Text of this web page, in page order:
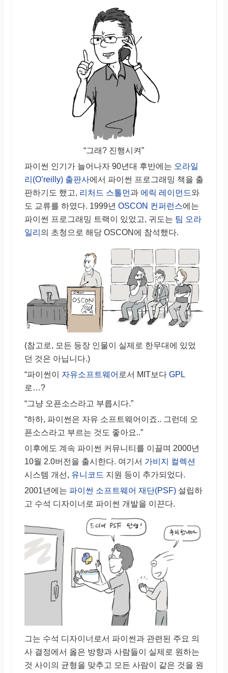
“그래? 진행시켜”
파이썬 인기가 늘어나자 90년대 후반에는 오라일
리(O’reilly) 출판사에서 파이썬 프로그래밍 책을 출
판하기도 했고, 리처드 스톨먼 과 에릭 레이먼드와
도 교류를 하였다. 1999년 OSCON 컨퍼런스에는
파이썬 프로그래밍 트랙이 있었고, 귀도는 팀 오라
일리 의 초청으로 해당 OSCON에 참석했다.
(참고로, 모든 등장 인물이 실제로 한무대에 있었
던 것은 아닙니다.)
“파이썬이 자유소프트웨어 로서 MIT보다 GPL
로…?
“그냥 오픈소스라고 부릅시다.”
“하하, 파이썬은 자유 소프트웨어이죠.. 그런데 오
픈소스라고 부르는 것도 좋아요..”
이후에도 계속 파이썬 커뮤니티를 이끌며 2000년
10월 2.0버전을 출시한다. 여기서 가비지 컬렉션
시스템 개선, 유니코드 지원 등이 추가되었다.
2001년에는 파이썬 소프트웨어 재단(PSF)설립하
고 수석 디자이너로 파이썬 개발을 이끈다.
그는 수석 디자이너로서 파이썬과 관련된 주요 의
사 결정에서 옳은 방향과 사람들이 실제로 원하는
것 사이의 균형을 맞추고 모든 사람이 같은 것을 원